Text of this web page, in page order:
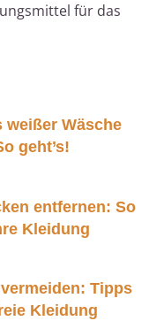
für das
weißer Wäsche
geht’s!
entfernen: So
Kleidung
Tipps
Kleidung